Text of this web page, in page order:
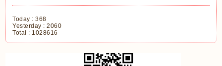
Today :368
Yesterday :2060
Total : 1028616